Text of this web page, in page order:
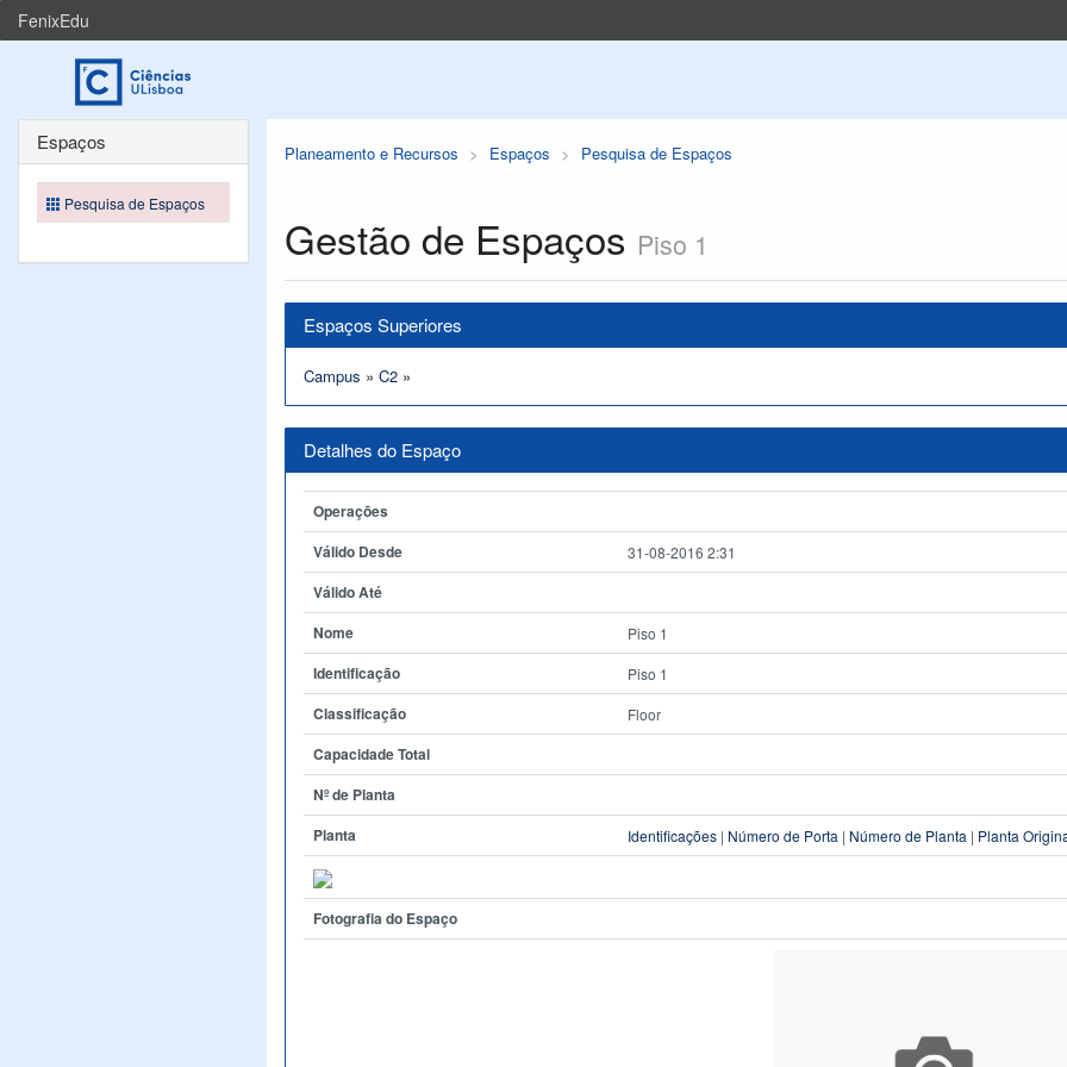
FenixEdu
Planeamento e Recursos Espaços Pesquisa de Espaços
Gestão de Espaços Piso 1
Espaços Superiores
Campus » C2 »
Detalhes do Espaço
Operações
Válido Desde
31-08-2016 2:31
Válido Até
Nome
Piso 1
Identificação Piso 1
Classificação Floor
Capacidade Total
Nº de Planta
Planta
Identificações | Número de Porta | Número de Planta | Planta
Fotografia do Espaço
Espaços
Pesquisa de Espaços